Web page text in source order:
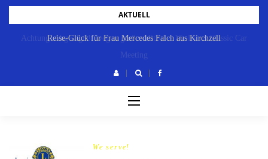
Skip
content
AKTUELL
Achtung: Abgesagt!!! wegen großer Hitze! – 15. Lions Classic Car
Meeting
Reise-Glück für Frau Mercedes Falch aus Kirchzell
We serve!